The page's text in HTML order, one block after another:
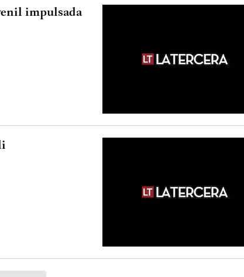
impulsada